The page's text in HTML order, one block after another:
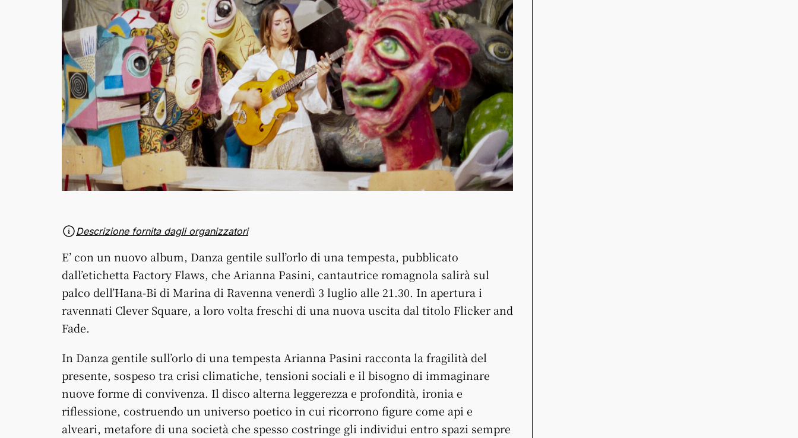
Descrizione fornita dagli organizzatori
E’ con un nuovo album, Danza gentile sull’orlo di una tempesta, pubblicato
dall’etichetta Factory Flaws, che Arianna Pasini, cantautrice romagnola salirà sul
palco dell’Hana-Bi di Marina di Ravenna venerdì 3 luglio alle 21.30. In apertura i
ravennati Clever Square, a loro volta freschi di una nuova uscita dal titolo Flicker and
Fade.
In Danza gentile sull’orlo di una tempesta Arianna Pasini racconta la fragilità del
presente, sospeso tra crisi climatiche, tensioni sociali e il bisogno di immaginare
nuove forme di convivenza. Il disco alterna leggerezza e profondità, ironia e
riflessione, costruendo un universo poetico in cui ricorrono figure come api e
alveari, metafore di una società che spesso costringe gli individui entro spazi sempre